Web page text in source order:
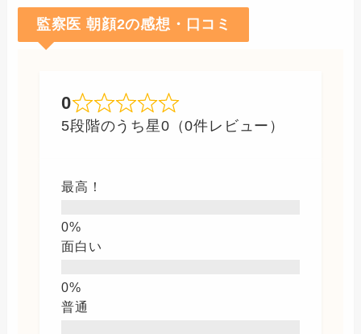
監察医 朝顔2の感想・口コミ
0
5段階のうち星0（0件レビュー）
最高！
面白い
普通